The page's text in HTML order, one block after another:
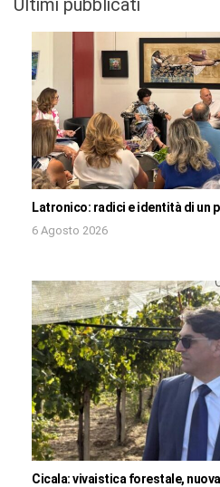
Latronico: radici e identità di un
6 Agosto 2026
Cicala: vivaistica forestale,